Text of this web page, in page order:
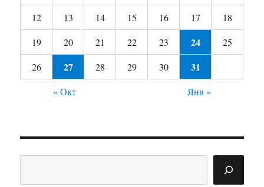
12
13 14 15 16 17
18
19
20 21 22 23 24
25
26
27 28 29 30 31
« Окт Янв »